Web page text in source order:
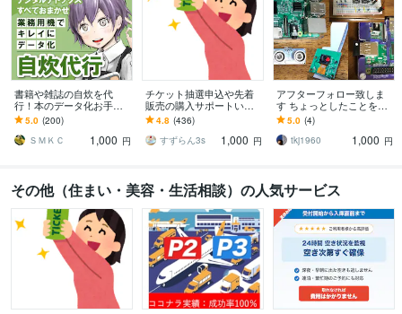
書籍や雑誌の自炊を代
行！本のデータ化お手伝
いします オプション無料
対応、業務用断裁機とス
キャナでプロの仕上がり
5.0 (200)
ＳＭＫＣ
1,000 円
チケット抽選申込や先着
販売の購入サポートいた
します 申込口数の必要な
方、チケ発が出来ない方
は是非ご連絡下さい。
4.8 (436)
すずらん3s
1,000 円
アフターフォロー致しま
す ちょっとしたことを気
軽に問い合わせ
5.0 (4)
tkj1960
1,000 円
その他（住まい・美容・生活相談）の人気サービス